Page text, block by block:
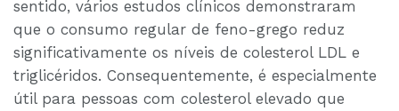
sentido, vários estudos clínicos demonstraram
que o consumo regular de feno-grego reduz
significativamente os níveis de colesterol LDL e
triglicéridos. Consequentemente, é especialmente
útil para pessoas com colesterol elevado que